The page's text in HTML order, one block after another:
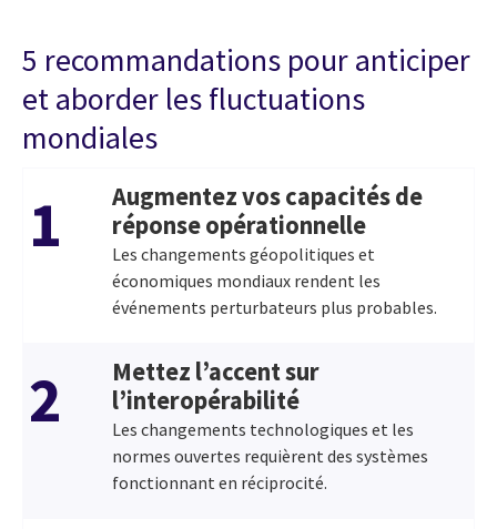
5 recommandations pour anticiper
et aborder les fluctuations
mondiales
1
Augmentez vos capacités de
réponse opérationnelle
Les changements géopolitiques et
économiques mondiaux rendent les
événements perturbateurs plus probables.
2
Mettez l’accent sur
l’interopérabilité
Les changements technologiques et les
normes ouvertes requièrent des systèmes
fonctionnant en réciprocité.